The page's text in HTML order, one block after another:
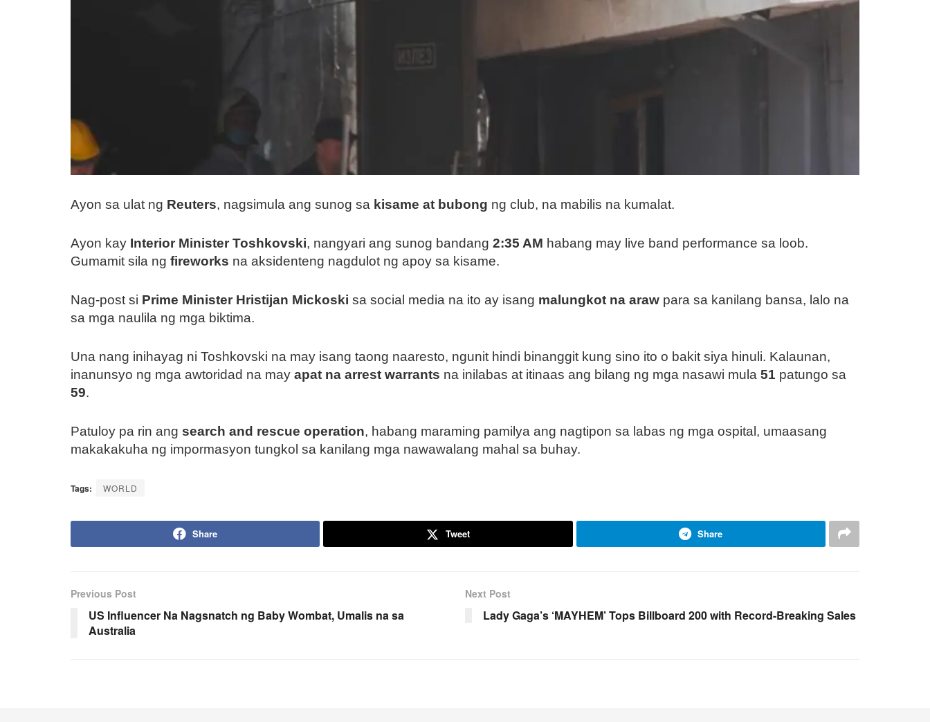
Ayon sa ulat ng Reuters, nagsimula ang sunog sa kisame at bubong ng club, na mabilis na kumalat.
Ayon kay Interior Minister Toshkovski, nangyari ang sunog bandang 2:35 AM habang may live band performance sa loob.
Gumamit sila ng fireworks na aksidenteng nagdulot ng apoy sa kisame.
Nag-post si Prime Minister Hristijan Mickoski sa social media na ito ay isang malungkot na araw para sa kanilang bansa, lalo na
sa mga naulila ng mga biktima.
Una nang inihayag ni Toshkovski na may isang taong naaresto, ngunit hindi binanggit kung sino ito o bakit siya hinuli. Kalaunan,
inanunsyo ng mga awtoridad na may apat na arrest warrants na inilabas at itinaas ang bilang ng mga nasawi mula 51 patungo sa
59.
Patuloy pa rin ang search and rescue operation, habang maraming pamilya ang nagtipon sa labas ng mga ospital, umaasang
makakakuha ng impormasyon tungkol sa kanilang mga nawawalang mahal sa buhay.
Tags: WORLD
Share Tweet Share
Previous Post
US Influencer Na Nagsnatch ng Baby Wombat, Umalis na sa
Australia
Next Post
Lady Gaga’s ‘MAYHEM’ Tops Billboard 200 with Record-Breaking Sales